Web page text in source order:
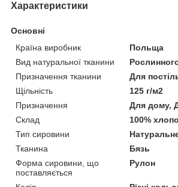
Характеристики
Основні
Країна виробник
Польща
Вид натуральної тканини
Призначення тканини
Для
Щільність
125 г/м2
Призначення
Для дому,
Склад
100%
Тип сировини
Тканина
Бязь
Форма сировини, що
поставляється
Рулон